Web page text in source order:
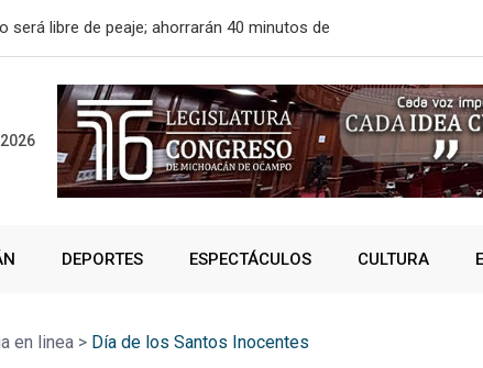
libre de peaje; ahorrarán 40 minutos de
DEPORTES ESPECTÁCULOS CULTURA
en linea > Día de los Santos Inocentes